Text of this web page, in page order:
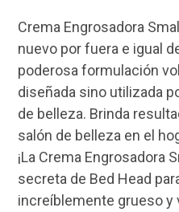
Crema Engrosadora
nuevo por fuera e igual
poderosa formulación
diseñada sino utilizada
de belleza. Brinda
salón de belleza en el
¡La Crema Engrosadora
secreta de Bed Head
increíblemente grueso y